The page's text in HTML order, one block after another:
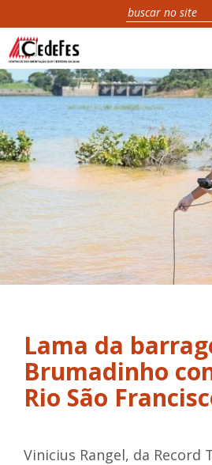
Lama da
Brumadinho
Rio São
Vinicius Rangel, da Record